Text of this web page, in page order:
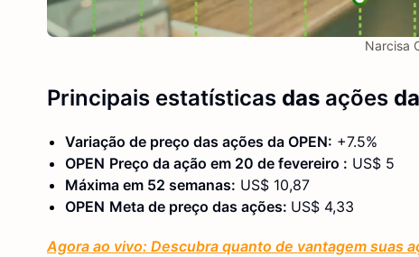
Narcisa
Principais estatísticas das ações da
Variação de preço das ações da OPEN: +7.5%
OPEN Preço da ação em 20 de fevereiro : US$ 5
Máxima em 52 semanas: US$ 10,87
OPEN Meta de preço das ações: US$ 4,33
Agora ao vivo: Descubra quanto de vantagem suas